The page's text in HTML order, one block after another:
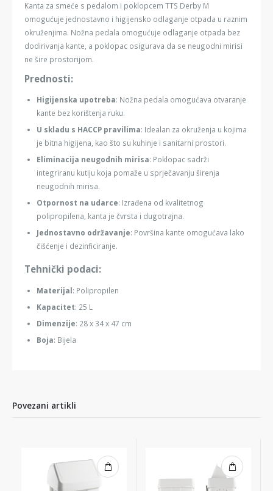
Kanta za smeće s pedalom i poklopcem TTS Derby M
omogućuje jednostavno i higijensko odlaganje otpada u raznim
okruženjima. Nožna pedala omogućuje odlaganje otpada bez
dodirivanja kante, a poklopac osigurava da se neugodni mirisi
ne šire prostorijom.
Prednosti:
Higijenska upotreba: Nožna pedala omogućava otvaranje
kante bez korištenja ruku.
U skladu s HACCP pravilima: Idealan za okruženja u kojima
je bitna higijena, kao što su kuhinje i sanitarni prostori.
Eliminacija neugodnih mirisa: Poklopac sadrži
integriranu kutiju koja pomaže u sprječavanju širenja
neugodnih mirisa.
Otpornost na udarce: Izrađena od kvalitetnog
polipropilena, kanta je čvrsta i dugotrajna.
Jednostavno održavanje: Površina kante omogućava lako
čišćenje i dezinficiranje.
Tehnički podaci:
Materijal: Polipropilen
Kapacitet: 25 L
Dimenzije: 28 x 34 x 47 cm
Boja: Bijela
Povezani artikli